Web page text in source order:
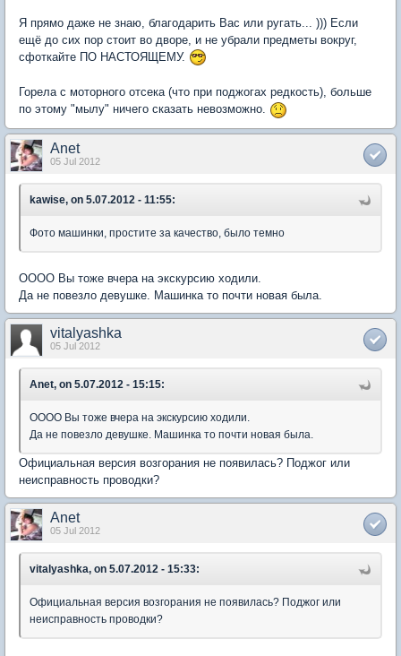
Я прямо даже не знаю, благодарить Вас или ругать... ))) Если
ещё до сих пор стоит во дворе, и не убрали предметы вокруг,
сфоткайте ПО НАСТОЯЩЕМУ.
Горела с моторного отсека (что при поджогах редкость), больше
по этому "мылу" ничего сказать невозможно.
Anet
05 Jul 2012
kawise, on 5.07.2012 - 11:55:
Фото машинки, простите за качество, было темно
ОООО Вы тоже вчера на экскурсию ходили.
Да не повезло девушке. Машинка то почти новая была.
vitalyashka
05 Jul 2012
Anet, on 5.07.2012 - 15:15:
ОООО Вы тоже вчера на экскурсию ходили.
Да не повезло девушке. Машинка то почти новая была.
Официальная версия возгорания не появилась? Поджог или
неисправность проводки?
Anet
05 Jul 2012
vitalyashka, on 5.07.2012 - 15:33:
Официальная версия возгорания не появилась? Поджог или
неисправность проводки?